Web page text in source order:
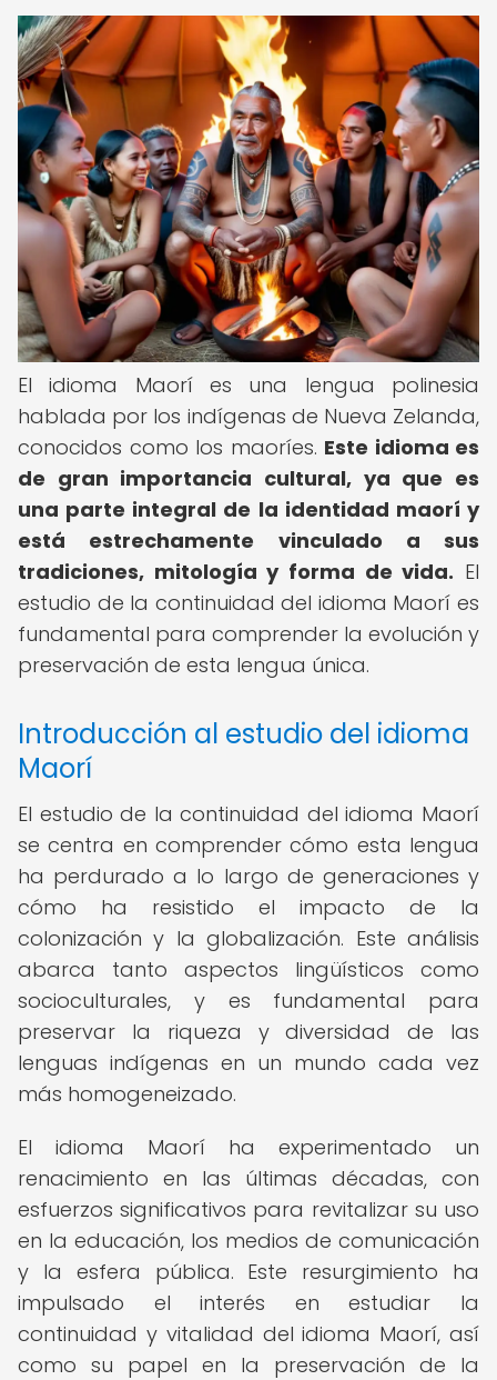
El idioma Maorí es una lengua polinesia
hablada por los indígenas de Nueva Zelanda,
conocidos como los maoríes. Este idioma es
de gran importancia cultural, ya que es
una parte integral de la identidad maorí y
está estrechamente vinculado a sus
tradiciones, mitología y forma de vida. El
estudio de la continuidad del idioma Maorí es
fundamental para comprender la evolución y
preservación de esta lengua única.
Introducción al estudio del idioma
Maorí
El estudio de la continuidad del idioma Maorí
se centra en comprender cómo esta lengua
ha perdurado a lo largo de generaciones y
cómo ha resistido el impacto de la
colonización y la globalización. Este análisis
abarca tanto aspectos lingüísticos como
socioculturales, y es fundamental para
preservar la riqueza y diversidad de las
lenguas indígenas en un mundo cada vez
más homogeneizado.
El idioma Maorí ha experimentado un
renacimiento en las últimas décadas, con
esfuerzos significativos para revitalizar su uso
en la educación, los medios de comunicación
y la esfera pública. Este resurgimiento ha
impulsado el interés en estudiar la
continuidad y vitalidad del idioma Maorí, así
como su papel en la preservación de la